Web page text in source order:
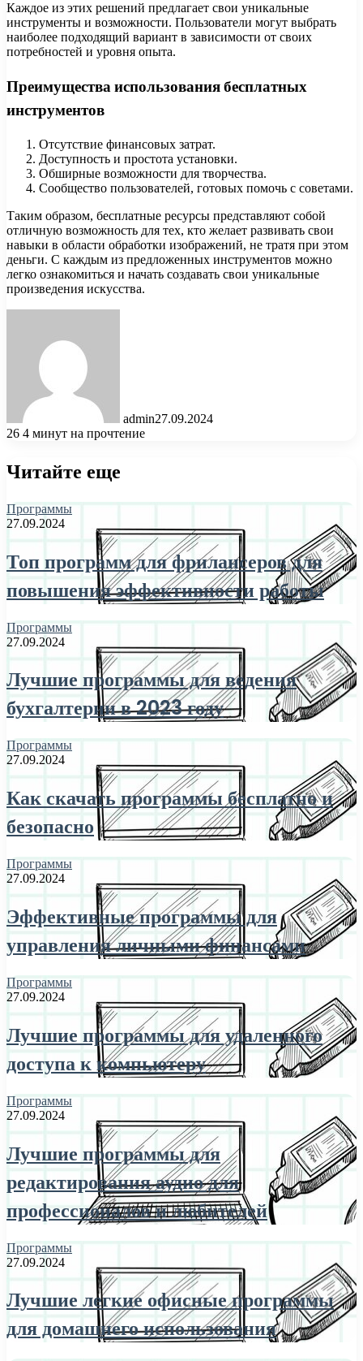
Каждое из этих решений предлагает свои уникальные
инструменты и возможности. Пользователи могут выбрать
наиболее подходящий вариант в зависимости от своих
потребностей и уровня опыта.
Преимущества использования бесплатных
инструментов
Отсутствие финансовых затрат.
Доступность и простота установки.
Обширные возможности для творчества.
Сообщество пользователей, готовых помочь с советами.
Таким образом, бесплатные ресурсы представляют собой
отличную возможность для тех, кто желает развивать свои
навыки в области обработки изображений, не тратя при этом
деньги. С каждым из предложенных инструментов можно
легко ознакомиться и начать создавать свои уникальные
произведения искусства.
admin27.09.2024
26 4 минут на прочтение
Читайте еще
Программы
27.09.2024
Топ программ для фрилансеров для
повышения эффективности работы
Программы
27.09.2024
Лучшие программы для ведения
бухгалтерии в 2023 году
Программы
27.09.2024
Как скачать программы бесплатно и
безопасно
Программы
27.09.2024
Эффективные программы для
управления личными финансами
Программы
27.09.2024
Лучшие программы для удаленного
доступа к компьютеру
Программы
27.09.2024
Лучшие программы для
редактирования аудио для
профессионалов и любителей
Программы
27.09.2024
Лучшие легкие офисные программы
для домашнего использования